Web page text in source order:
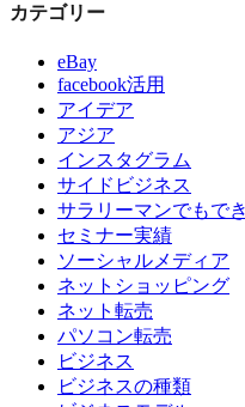
カテゴリー
eBay
facebook活用
アイデア
アジア
インスタグラム
サイドビジネス
サラリーマンでもで
セミナー実績
ソーシャルメディア
ネットショッピング
ネット転売
パソコン転売
ビジネス
ビジネスの種類